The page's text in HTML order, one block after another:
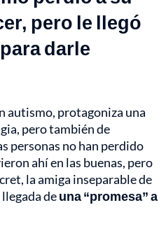
pero le llegó
darle
autismo, protagoniza una
pero también de
personas no han perdido
ahí en las buenas, pero
la amiga inseparable de
deuna “promesa” a